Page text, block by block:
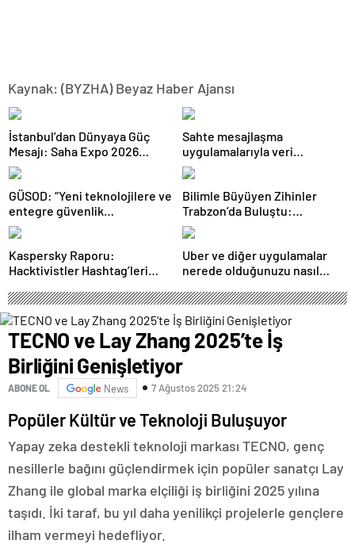
Kaynak: (BYZHA) Beyaz Haber Ajansı
İstanbul’dan Dünyaya Güç
Mesajı: Saha Expo 2026
Rekorlarla Kapılarını Kapattı
Sahte mesajlaşma
uygulamalarıyla veri
sızdırıyorlar- Haber Şafak
GÜSOD: “Yeni teknolojilere ve
entegre güvenlik
sistemlerine önem artacak”-
Haber Şafak
Bilimle Büyüyen Zihinler
Trabzon’da Buluştu:
STEAMFEST’te Bilim Rüzgârı
Esti!- Haber Şafak
Kaspersky Raporu:
Hacktivistler Hashtag’leri
Kullanıyor, 2025’te
Saldırılarda DDoS Öne
Çıkıyor- Haber Şafak
Uber ve diğer uygulamalar
nerede olduğunuzu nasıl
TECNO ve Lay Zhang 2025’te İş
Birliğini Genişletiyor
ABONE OL News 7 Ağustos 2025 21:24
Popüler Kültür ve Teknoloji Buluşuyor
Yapay zeka destekli teknoloji markası TECNO, genç
nesillerle bağını güçlendirmek için popüler sanatçı Lay
Zhang ile global marka elçiliği iş birliğini 2025 yılına
taşıdı. İki taraf, bu yıl daha yenilikçi projelerle gençlere
ilham vermeyi hedefliyor.